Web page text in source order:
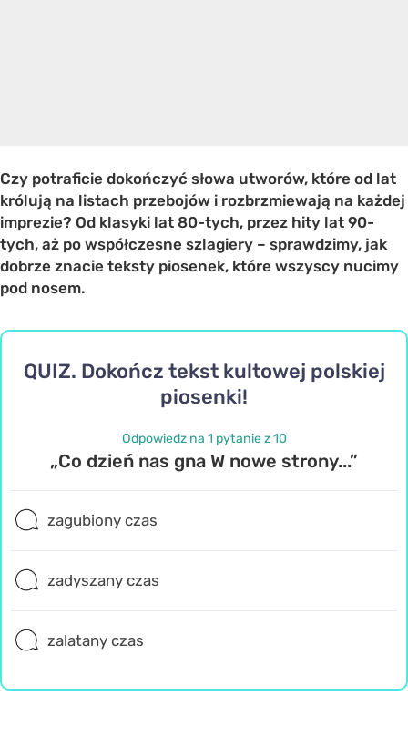
Czy potraficie dokończyć słowa utworów, które od lat
królują na listach przebojów i rozbrzmiewają na każdej
imprezie? Od klasyki lat 80-tych, przez hity lat 90-
tych, aż po współczesne szlagiery – sprawdzimy, jak
dobrze znacie teksty piosenek, które wszyscy nucimy
pod nosem.
QUIZ. Dokończ tekst kultowej polskiej
piosenki!
Odpowiedz na 1 pytanie z 10
„Co dzień nas gna W nowe strony...”
zagubiony czas
zadyszany czas
zalatany czas